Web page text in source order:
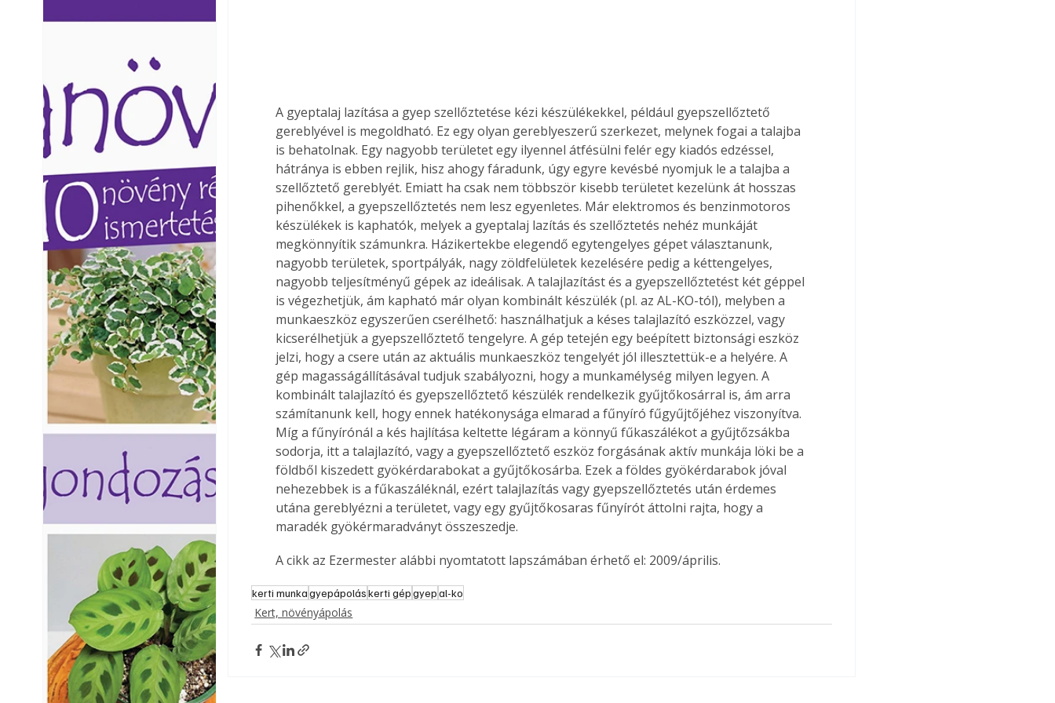
A gyeptalaj lazítása a gyep szellőztetése kézi készülékekkel, például gyepszellőztető
gereblyével is megoldható. Ez egy olyan gereblyeszerű szerkezet, melynek fogai a talajba
is behatolnak. Egy nagyobb területet egy ilyennel átfésülni felér egy kiadós edzéssel,
hátránya is ebben rejlik, hisz ahogy fáradunk, úgy egyre kevésbé nyomjuk le a talajba a
szellőztető gereblyét. Emiatt ha csak nem többször kisebb területet kezelünk át hosszas
pihenőkkel, a gyepszellőztetés nem lesz egyenletes. Már elektromos és benzinmotoros
készülékek is kaphatók, melyek a gyeptalaj lazítás és szellőztetés nehéz munkáját
megkönnyítik számunkra. Házikertekbe elegendő egytengelyes gépet választanunk,
nagyobb területek, sportpályák, nagy zöldfelületek kezelésére pedig a kéttengelyes,
nagyobb teljesítményű gépek az ideálisak. A talajlazítást és a gyepszellőztetést két géppel
is végezhetjük, ám kapható már olyan kombinált készülék (pl. az AL-KO-tól), melyben a
munkaeszköz egyszerűen cserélhető: használhatjuk a késes talajlazító eszközzel, vagy
kicserélhetjük a gyepszellőztető tengelyre. A gép tetején egy beépített biztonsági eszköz
jelzi, hogy a csere után az aktuális munkaeszköz tengelyét jól illesztettük-e a helyére. A
gép magasságállításával tudjuk szabályozni, hogy a munkamélység milyen legyen. A
kombinált talajlazító és gyepszellőztető készülék rendelkezik gyűjtőkosárral is, ám arra
számítanunk kell, hogy ennek hatékonysága elmarad a fűnyíró fűgyűjtőjéhez viszonyítva.
Míg a fűnyírónál a kés hajlítása keltette légáram a könnyű fűkaszálékot a gyűjtőzsákba
sodorja, itt a talajlazító, vagy a gyepszellőztető eszköz forgásának aktív munkája löki be a
földből kiszedett gyökérdarabokat a gyűjtőkosárba. Ezek a földes gyökérdarabok jóval
nehezebbek is a fűkaszáléknál, ezért talajlazítás vagy gyepszellőztetés után érdemes
utána gereblyézni a területet, vagy egy gyűjtőkosaras fűnyírót áttolni rajta, hogy a
maradék gyökérmaradványt összeszedje.
A cikk az Ezermester alábbi nyomtatott lapszámában érhető el: 2009/április.
kerti munkagyepápoláskerti gépgyepal-ko
Kert, növényápolás